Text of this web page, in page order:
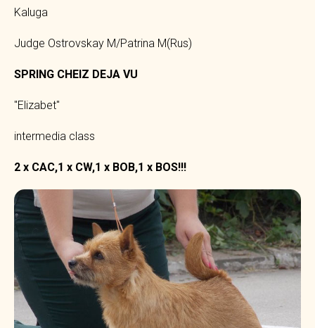
Kaluga
Judge Ostrovskay M/Patrina M(Rus)
SPRING CHEIZ DEJA VU
"Elizabet"
intermedia class
2 x CAC,1 x CW,1 x BOB,1 x BOS!!!